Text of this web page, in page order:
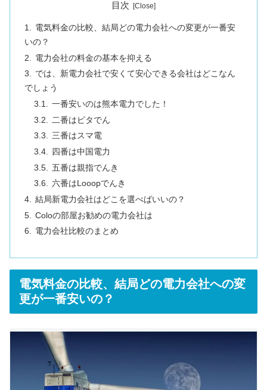
目次
電気料金の比較、結局どの電力会社への変更が一番安
いの？
電力会社の料金の基本を抑える
では、新電力会社で安くて安心できる会社はどこなん
でしょう
一番安いのは熊本電力でした！
二番はピタでん
三番はスマ電
四番は中国電力
五番は親指でんき
六番はLooopでんき
結局新電力会社はどこを選べばいいの？
Coloの部屋お勧めの電力会社は
電力会社比較のまとめ
電気料金の比較、結局どの電力会社への変
更が一番安いの？